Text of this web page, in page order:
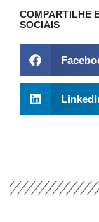
COMPARTILHE
SOCIAIS